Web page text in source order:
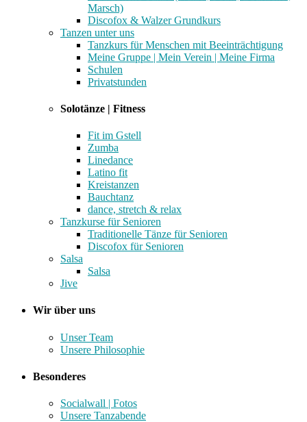
Marsch)
Discofox & Walzer Grundkurs
Tanzen unter uns
Tanzkurs für Menschen mit Beeinträchtigung
Meine Gruppe | Mein Verein | Meine Firma
Schulen
Privatstunden
Solotänze | Fitness
Fit im Gstell
Zumba
Linedance
Latino fit
Kreistanzen
Bauchtanz
dance, stretch & relax
Tanzkurse für Senioren
Traditionelle Tänze für Senioren
Discofox für Senioren
Salsa
Salsa
Jive
Wir über uns
Unser Team
Unsere Philosophie
Besonderes
Socialwall | Fotos
Unsere Tanzabende